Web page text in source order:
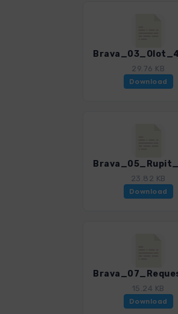
29.76 KB
Download
23.82 KB
Download
15.24 KB
Download